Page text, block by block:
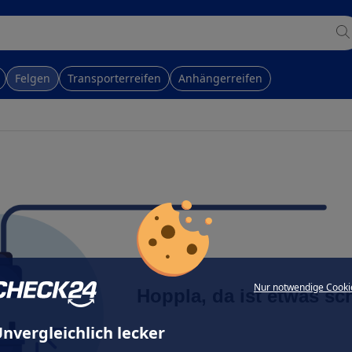
Nur notwendige
lecker
Felgen Transporterreifen Anhängerreifen
Hoppla, da ist etwas